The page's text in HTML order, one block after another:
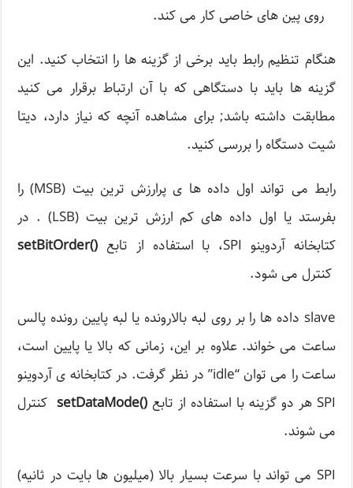
روی پین های خاصی کار می کند.
هنگام تنظیم رابط باید برخی از گزینه ها را انتخاب کنید. این
گزینه ها باید با دستگاهی که با آن ارتباط برقرار می کنید
مطابقت داشته باشد; برای مشاهده آنچه که نیاز دارد، دیتا
شیت دستگاه را بررسی کنید.
رابط می تواند اول داده ها ی پرارزش ترین بیت (MSB) را
بفرستد یا اول داده های کم ارزش ترین بیت (LSB) . در
کتابخانه آردوینو SPI، با استفاده از تابع
()setBitOrder
کنترل می شود.
slave داده ها را بر روی لبه بالارونده یا لبه پایین رونده پالس
ساعت می خواند. علاوه بر این، زمانی که بالا یا پایین است،
ساعت را می توان “idle” در نظر گرفت. در کتابخانه ی آردوینو
SPI هر دو گزینه با استفاده از تابع
()
setDataMode کنترل
می شوند.
SPI می تواند با سرعت بسیار بالا (میلیون ها بایت در ثانیه)